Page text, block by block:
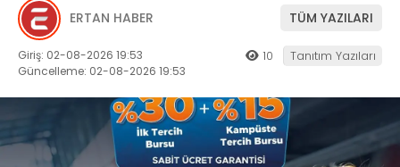
ERTAN HABER TÜM YAZILARI
Giriş: 02-08-2026 19:53
Güncelleme: 02-08-2026 19:53
10 Tanıtım Yazıları